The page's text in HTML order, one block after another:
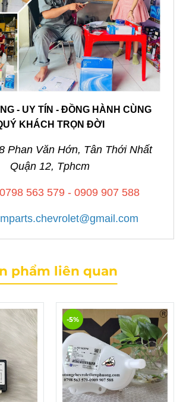
- UY TÍN - ĐỒNG HÀNH CÙNG
KHÁCH TRỌN ĐỜI
Phan Văn Hớn, Tân Thới Nhất
Quận 12, Tphcm
0798 563 579 - 0909 907 588
phẩm liên quan
-5%